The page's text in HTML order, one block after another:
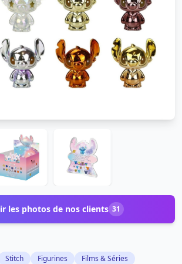
les photos de nos clients 31
Stitch Figurines Films & Séries